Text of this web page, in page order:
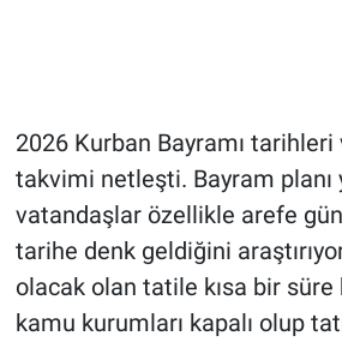
2026 Kurban Bayramı
takvimi netleşti. Bayram planı
vatandaşlar özellikle arefe
tarihe denk geldiğini
olacak olan tatile kısa bir süre
kamu kurumları kapalı olup